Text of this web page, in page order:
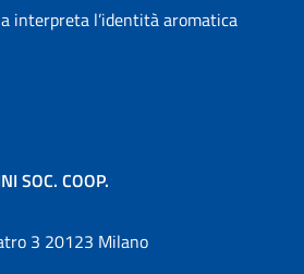
interpreta l’identità aromatica
SOC. COOP.
3 20123 Milano